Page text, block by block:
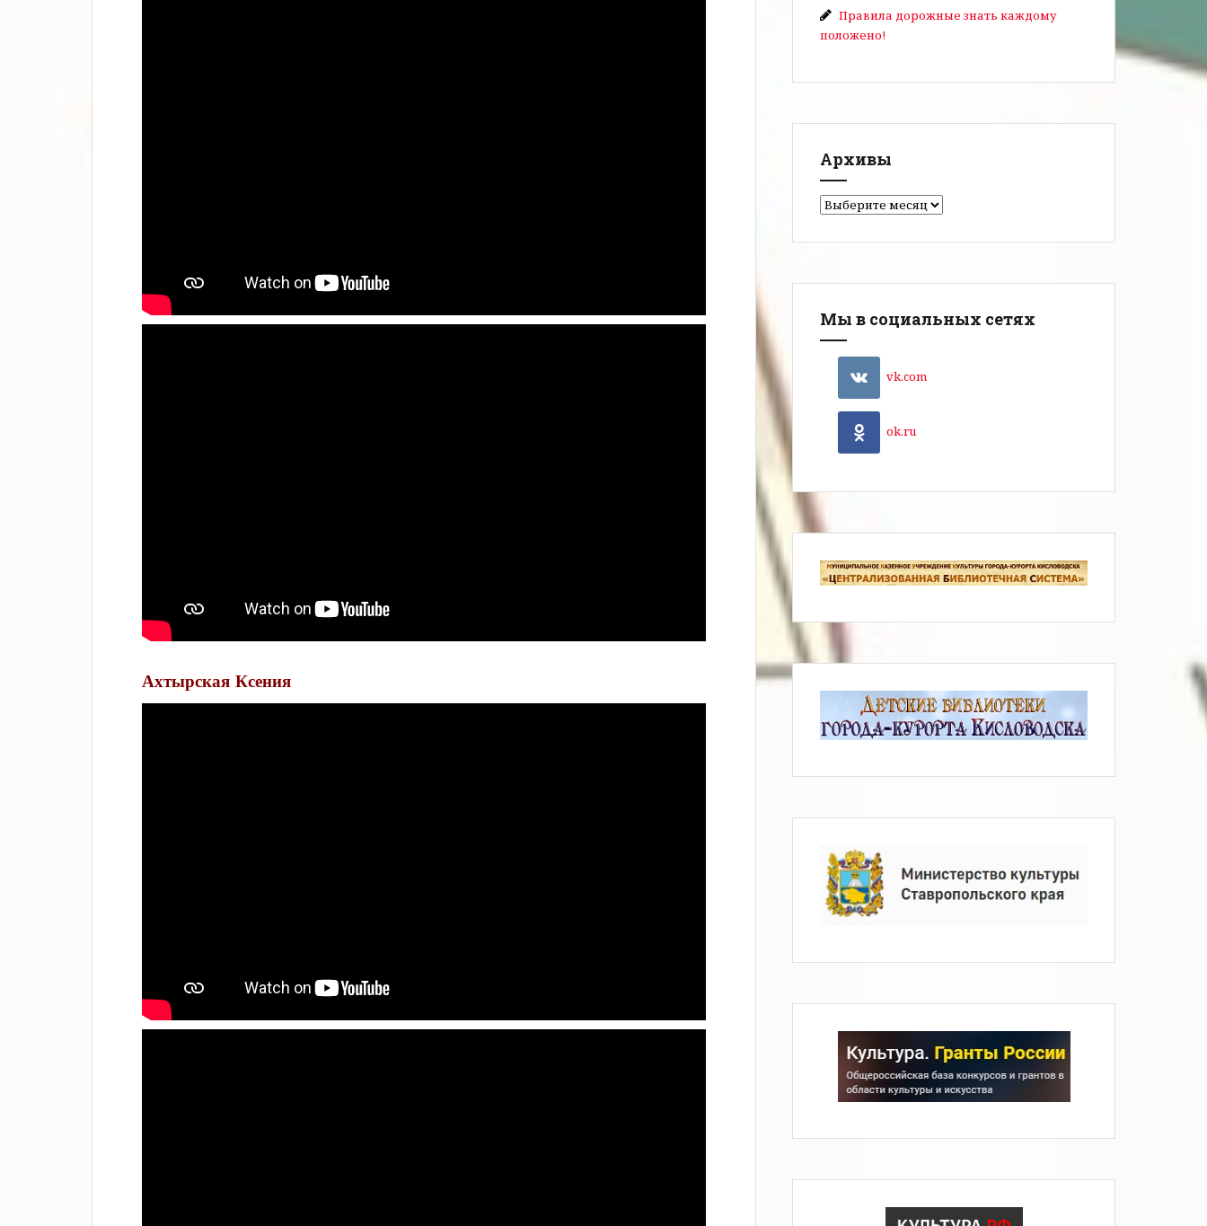
Ахтырская Ксения
Правила дорожные знать каждому
положено!
Архивы
Мы в социальных сетях
vk.com
ok.ru